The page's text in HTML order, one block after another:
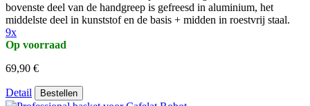
bovenste deel van de handgreep is gefreesd in aluminium, het
middelste deel in kunststof en de basis + midden in roestvrij staal.
9x
Op voorraad
69,90 €
Detail Bestellen